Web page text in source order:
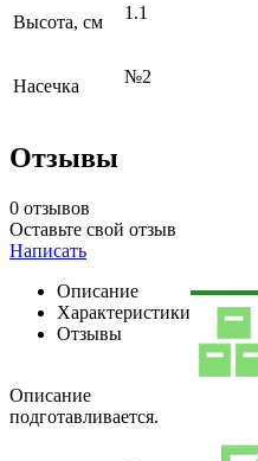
Высота, см 1.1
Насечка №2
Отзывы
0 отзывов
Оставьте свой отзыв
Написать
Описание
Характеристики
Отзывы
Описание
подготавливается.